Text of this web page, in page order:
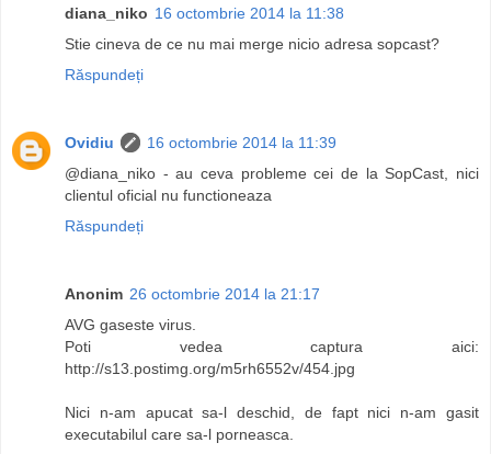
diana_niko 16 octombrie 2014 la 11:38
Stie cineva de ce nu mai merge nicio adresa sopcast?
Răspundeți
Ovidiu
16 octombrie 2014 la 11:39
@diana_niko - au ceva probleme cei de la SopCast, nici
clientul oficial nu functioneaza
Răspundeți
Anonim 26 octombrie 2014 la 21:17
AVG gaseste virus.
Poti vedea captura aici:
http://s13.postimg.org/m5rh6552v/454.jpg
Nici n-am apucat sa-l deschid, de fapt nici n-am gasit
executabilul care sa-l porneasca.